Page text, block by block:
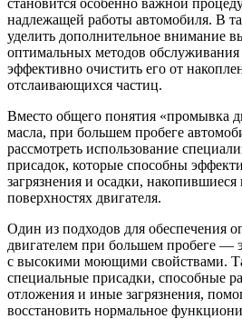
надлежащей работы автомобиля. В
уделить дополнительное внимание
оптимальных методов обслуживания
эффективно очистить его от
отслаивающихся частиц.
Вместо общего понятия «промывка
масла, при большем пробеге
рассмотреть использование
присадок, которые способны
загрязнения и осадки,
поверхностях двигателя.
Один из подходов для обеспечения
двигателем при большем пробеге —
с высокими моющими свойствами.
специальные присадки, способные
отложения и иные загрязнения,
восстановить нормальное